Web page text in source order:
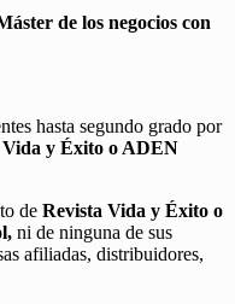
de los negocios con
hasta segundo grado por
Vida y Éxito o ADEN
de Revista Vida y Éxito o
ni de ninguna de sus
afiliadas, distribuidores,